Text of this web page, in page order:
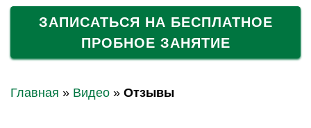
ЗАПИСАТЬСЯ НА БЕСПЛАТНОЕ
ПРОБНОЕ ЗАНЯТИЕ
Главная » Видео » Отзывы